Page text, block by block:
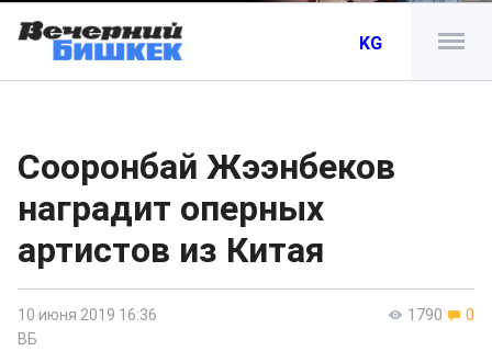
KG
Сооронбай Жээнбеков
наградит оперных
артистов из Китая
1790 0
10 июня 2019 16:36
ВБ